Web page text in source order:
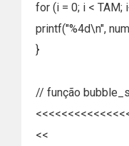
for (i = 0; i < TAM;
printf("%4d\n",
}
// função
<<